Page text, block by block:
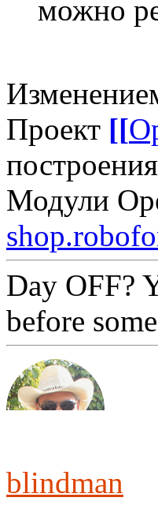
можно
Проект [[
Модули
Day OFF?
before
blindman